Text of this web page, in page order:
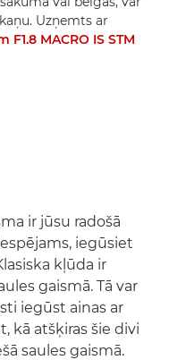
Uzņemts ar
F1.8 MACRO IS STM
ir jūsu radošā
iegūsiet
kļūda ir
gaismā. Tā var
iegūst ainas ar
kā atšķiras šie divi
saules gaismā.